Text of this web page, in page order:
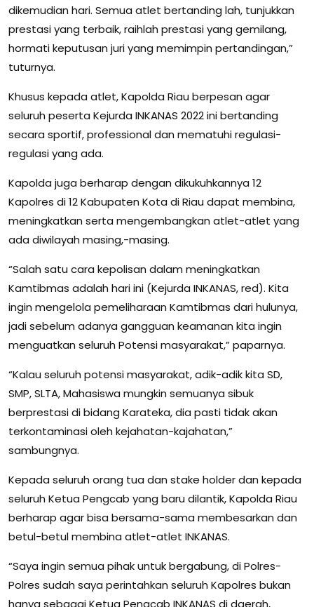
dikemudian hari. Semua atlet bertanding lah, tunjukkan
prestasi yang terbaik, raihlah prestasi yang gemilang,
hormati keputusan juri yang memimpin pertandingan,”
tuturnya.
Khusus kepada atlet, Kapolda Riau berpesan agar
seluruh peserta Kejurda INKANAS 2022 ini bertanding
secara sportif, professional dan mematuhi regulasi-
regulasi yang ada.
Kapolda juga berharap dengan dikukuhkannya 12
Kapolres di 12 Kabupaten Kota di Riau dapat membina,
meningkatkan serta mengembangkan atlet-atlet yang
ada diwilayah masing,-masing.
“Salah satu cara kepolisan dalam meningkatkan
Kamtibmas adalah hari ini (Kejurda INKANAS, red). Kita
ingin mengelola pemeliharaan Kamtibmas dari hulunya,
jadi sebelum adanya gangguan keamanan kita ingin
menguatkan seluruh Potensi masyarakat,” paparnya.
“Kalau seluruh potensi masyarakat, adik-adik kita SD,
SMP, SLTA, Mahasiswa mungkin semuanya sibuk
berprestasi di bidang Karateka, dia pasti tidak akan
terkontaminasi oleh kejahatan-kajahatan,”
sambungnya.
Kepada seluruh orang tua dan stake holder dan kepada
seluruh Ketua Pengcab yang baru dilantik, Kapolda Riau
berharap agar bisa bersama-sama membesarkan dan
betul-betul membina atlet-atlet INKANAS.
“Saya ingin semua pihak untuk bergabung, di Polres-
Polres sudah saya perintahkan seluruh Kapolres bukan
hanya sebagai Ketua Pengcab INKANAS di daerah,